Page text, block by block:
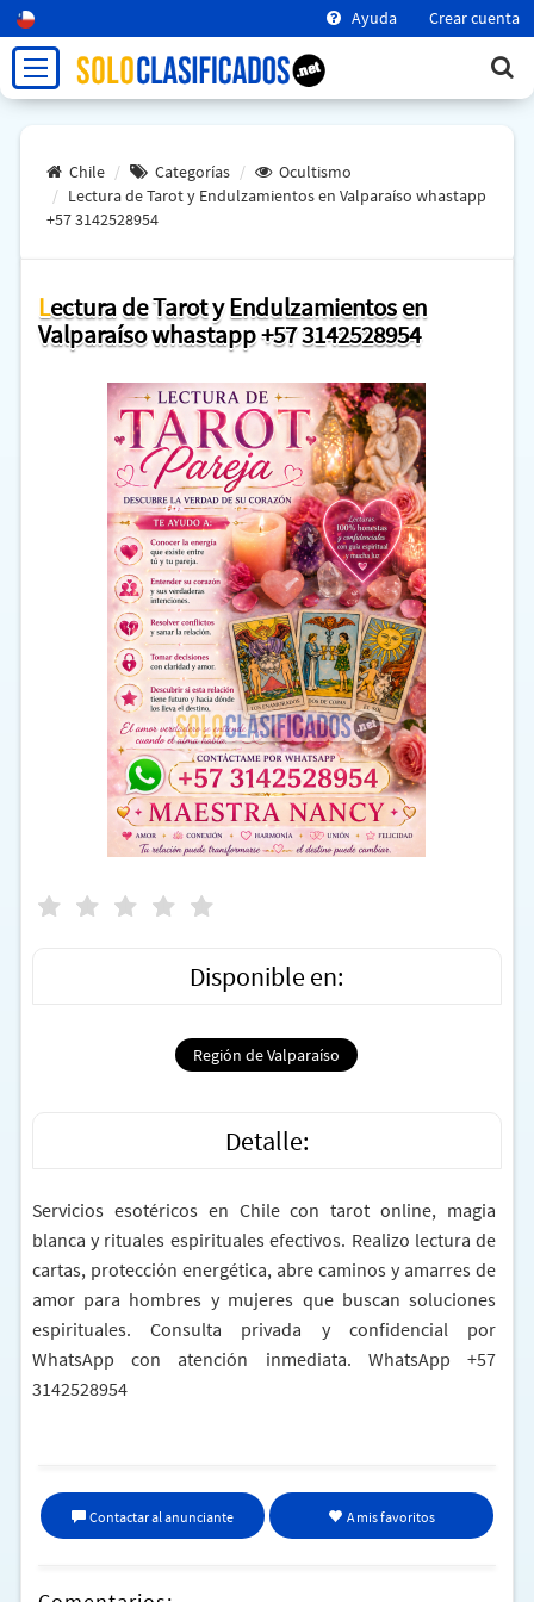
Ayuda Crear cuenta
Chile Categorías
Ocultismo
Lectura de Tarot y Endulzamientos en Valparaíso whastapp
+57 3142528954
Lectura de Tarot y Endulzamientos en
Valparaíso whastapp +57 3142528954
Disponible en:
Región de Valparaíso
Detalle:
Servicios esotéricos en Chile con tarot online, magia
blanca y rituales espirituales efectivos. Realizo lectura de
cartas, protección energética, abre caminos y amarres de
amor para hombres y mujeres que buscan soluciones
espirituales. Consulta privada y confidencial por
WhatsApp con atención inmediata. WhatsApp +57
3142528954
Contactar al anunciante A mis favoritos